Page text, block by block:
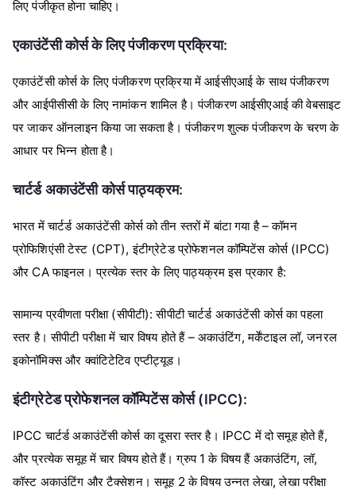
लिए पंजीकृत होना चाहिए।
एकाउंटेंसी कोर्स के लिए पंजीकरण प्रक्रिया:
एकाउंटेंसी कोर्स के लिए पंजीकरण प्रक्रिया में आईसीएआई के साथ पंजीकरण
और आईपीसीसी के लिए नामांकन शामिल है। पंजीकरण आईसीएआई की वेबसाइट
पर जाकर ऑनलाइन किया जा सकता है। पंजीकरण शुल्क पंजीकरण के चरण के
आधार पर भिन्न होता है।
चार्टर्ड अकाउंटेंसी कोर्स पाठ्यक्रम:
भारत में चार्टर्ड अकाउंटेंसी कोर्स को तीन स्तरों में बांटा गया है–कॉमन
प्रोफिशिएंसी टेस्ट (CPT),इंटीग्रेटेड प्रोफेशनल कॉम्पिटेंस कोर्स(IPCC)
और CAफाइनल। प्रत्येक स्तर के लिए पाठ्यक्रम इस प्रकार है:
सामान्य प्रवीणता परीक्षा(सीपीटी):सीपीटी चार्टर्ड अकाउंटेंसी कोर्स का पहला
स्तर है। सीपीटी परीक्षा में चार विषय होते हैं– अकाउंटिंग,मर्केंटाइल लॉ,जनरल
इकोनॉमिक्स और क्वांटिटेटिव एप्टीट्यूड।
इंटीग्रेटेड प्रोफेशनल कॉम्पिटेंस कोर्स(IPCC):
IPCCचार्टर्ड अकाउंटेंसी कोर्स का दूसरा स्तर है। IPCCमें दो समूह होते हैं,
और प्रत्येक समूह में चार विषय होते हैं। ग्रुप1के विषय हैं अकाउंटिंग,लॉ,
कॉस्ट अकाउंटिंग और टैक्सेशन। समूह2के विषय उन्नत लेखा,लेखा परीक्षा